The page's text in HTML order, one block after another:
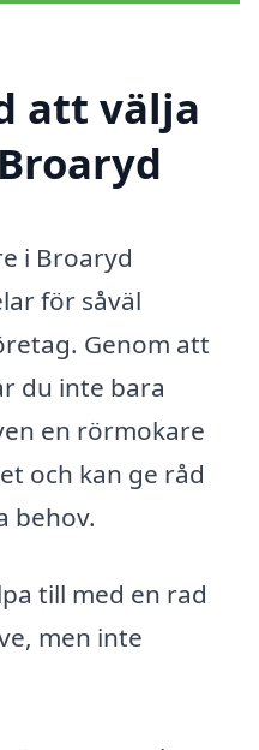
att välja
i Broaryd
för såväl
Genom att
du inte bara
en rörmokare
och kan ge råd
behov.
till med en rad
men inte